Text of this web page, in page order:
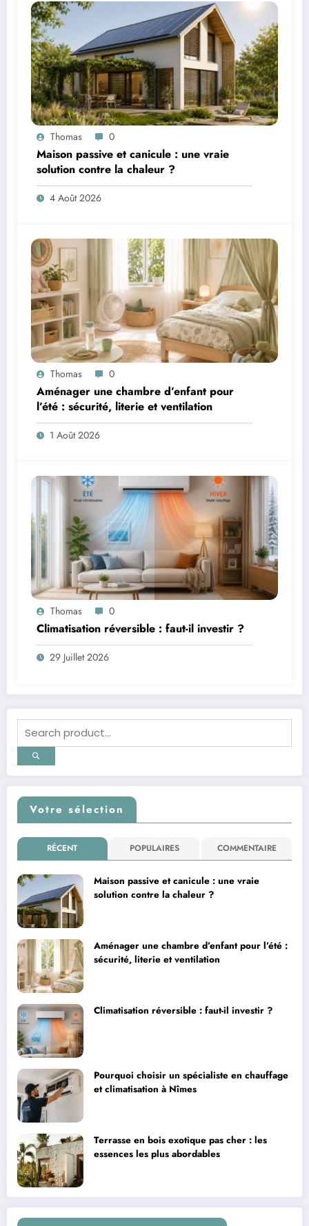
Thomas 0
Maison passive et canicule : une vraie
solution contre la chaleur ?
4 Août 2026
Thomas 0
Aménager une chambre d’enfant pour
l’été : sécurité, literie et ventilation
1 Août 2026
Thomas 0
Climatisation réversible : faut-il investir ?
29 Juillet 2026
Votre sélection
RÉCENT POPULAIRES COMMENTAIRE
Maison passive et canicule : une vraie
solution contre la chaleur ?
Aménager une chambre d’enfant pour l’été :
sécurité, literie et ventilation
Climatisation réversible : faut-il investir ?
Pourquoi choisir un spécialiste en chauffage
et climatisation à Nîmes
Terrasse en bois exotique pas cher : les
essences les plus abordables